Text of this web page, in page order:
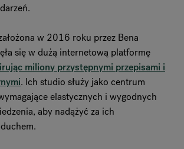
w 2016 roku przez Bena
się w dużą internetową platformę
miliony przystępnymi przepisami i
. Ich studio służy jako centrum
elastycznych i wygodnych
aby nadążyć za ich